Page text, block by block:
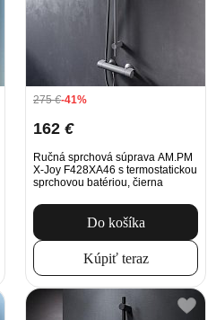
275€-41%
162 €
Ručná sprchová súprava AM.PM
X-Joy F428XA46 s termostatickou
sprchovou batériou, čierna
Do košíka
Kúpiť teraz